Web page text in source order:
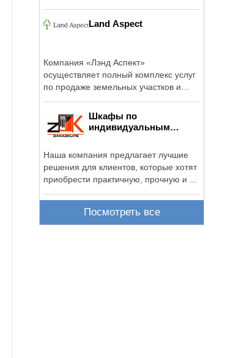
Land Aspect
Компания «Лэнд Аспект»
осуществляет полный комплекс услуг
по продаже земельных участков и
Шкафы по
индивидуальным
Наша компания предлагает лучшие
решения для клиентов, которые хотят
приобрести практичную, прочную и ...
Посмотреть все